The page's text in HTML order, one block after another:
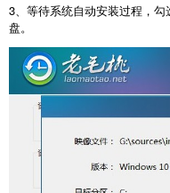
3、等待系统自动安装过程，
盘。